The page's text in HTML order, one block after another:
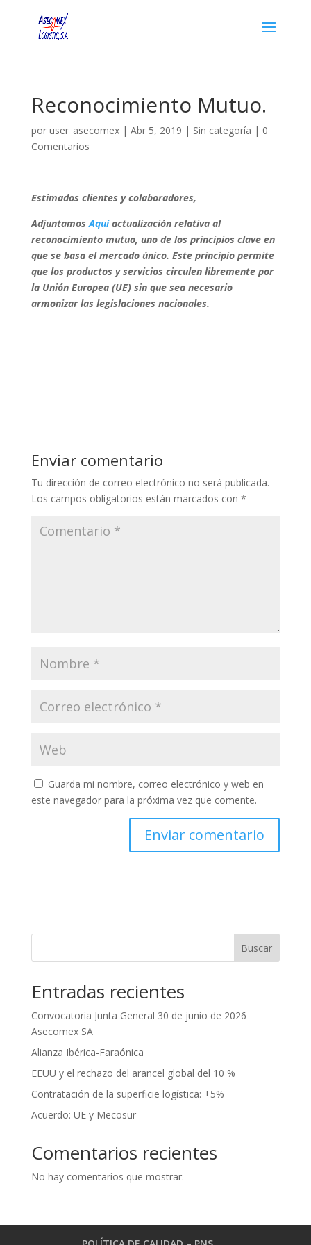
Reconocimiento Mutuo.
por user_asecomex| Abr 5, 2019 | Sin categoría | 0
Comentarios
Estimados clientes y colaboradores,
AdjuntamosAquíactualización relativa al
reconocimiento mutuo, uno de los principios clave en
que se basa el mercado único. Este principio permite
que los productos y servicios circulen libremente por
la Unión Europea (UE) sin que sea necesario
armonizar las legislaciones nacionales.
Enviar comentario
Tu dirección de correo electrónico no será publicada.
Los campos obligatorios están marcados con *
Guarda mi nombre, correo electrónico y web en
este navegador para la próxima vez que comente.
Buscar
Entradas recientes
Convocatoria Junta General 30 de junio de 2026
Asecomex SA
Alianza Ibérica-Faraónica
EEUU y el rechazo del arancel global del 10 %
Contratación de la superficie logística: +5%
Acuerdo: UE y Mecosur
Comentarios recientes
No hay comentarios que mostrar.